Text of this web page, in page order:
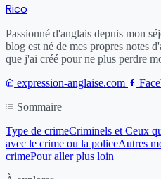
Rico
Passionné d'anglais depuis mon
blog est né de mes propres notes
que j'ai créé pour ne plus perdre
expression-anglaise.com
Sommaire
Type de crimeCriminels et Ceux
avec le crime ou la policeAutres
crimePour aller plus loin